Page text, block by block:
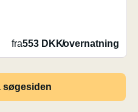
fra553 DKK/overnatning
søgesiden